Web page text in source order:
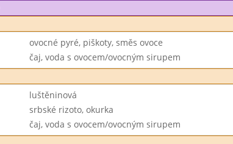
ovocné pyré, piškoty, směs ovoce
čaj, voda s ovocem/ovocným sirupem
luštěninová
srbské rizoto, okurka
čaj, voda s ovocem/ovocným sirupem